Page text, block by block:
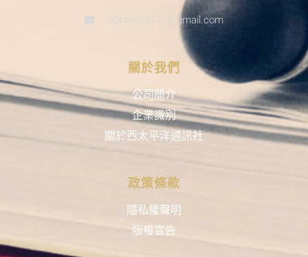
wppress0731@gmail.com
關於我們
公司簡介
企業識別
關於西太平洋通訊社
政策條款
隱私權聲明
版權宣告